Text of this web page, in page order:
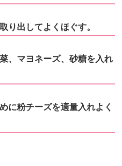
り出してよくほぐす。
、マヨネーズ、砂糖を入れ
に粉チーズを適量入れよく